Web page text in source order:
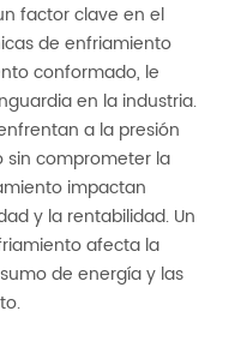
factor clave en el
de enfriamiento
conformado, le
en la industria.
a la presión
sin comprometer la
impactan
y la rentabilidad. Un
afecta la
de energía y las